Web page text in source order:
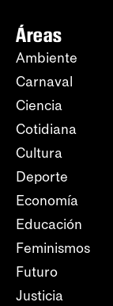
Áreas
Ambiente
Carnaval
Ciencia
Cotidiana
Cultura
Deporte
Economía
Educación
Feminismos
Futuro
Justicia